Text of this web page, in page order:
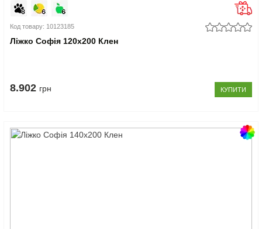
Код товару: 10123185
Ліжко Софія 120x200 Клен
8.902 грн КУПИТИ